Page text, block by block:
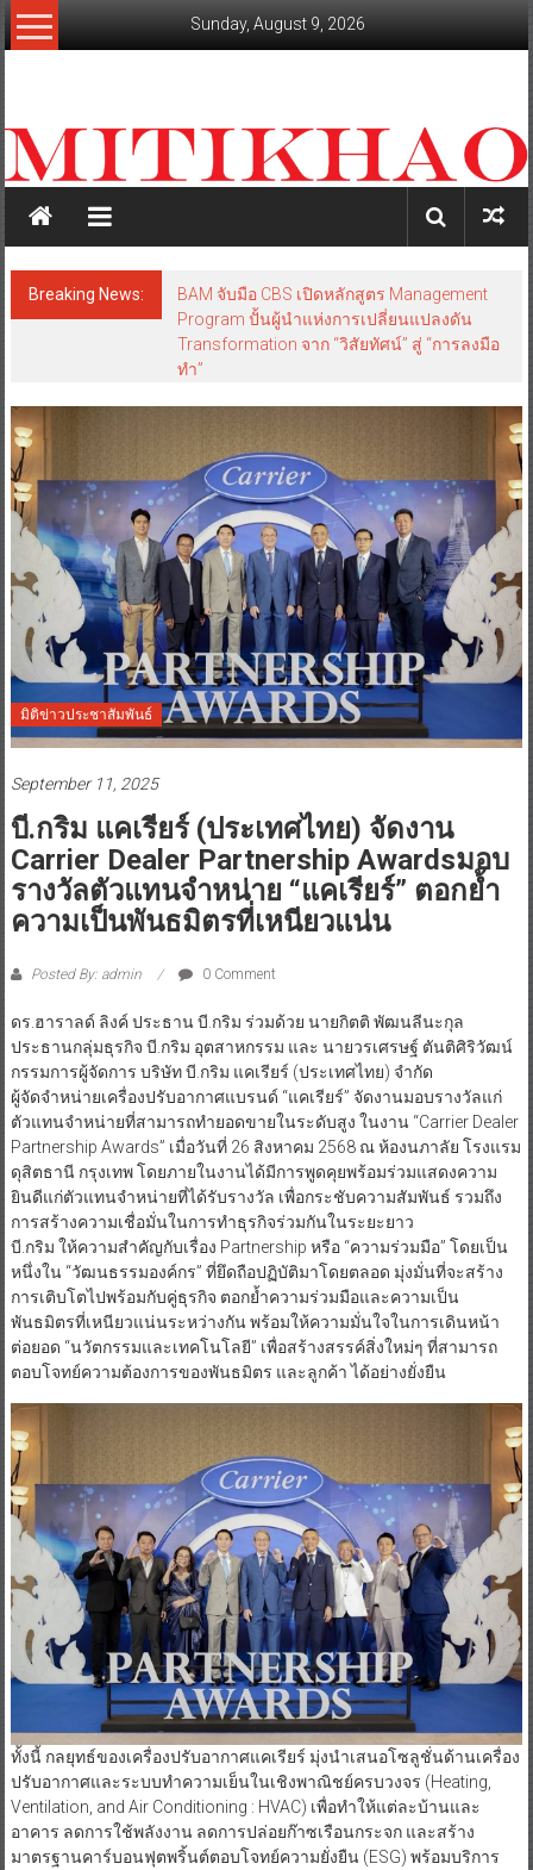
Skip
to
Sunday, August 9, 2026
สะท้อน
ลึก
เหลี่ยม
มุม
เศรษฐกิจ-
การเมือง-
Breaking News:
BAM จับมือ CBS เปิดหลักสูตร Management
Program ปั้นผู้นำแห่งการเปลี่ยนแปลงดัน
Transformation จาก “วิสัยทัศน์” สู่ “การลงมือ
ทำ”
มิติข่าวประชาสัมพันธ์
September 11, 2025
บี.กริม แคเรียร์ (ประเทศไทย) จัดงาน
Carrier Dealer Partnership Awardsมอบ
รางวัลตัวแทนจำหน่าย “แคเรียร์” ตอกย้ำ
ความเป็นพันธมิตรที่เหนียวแน่น
Posted By: admin 0 Comment
ดร.ฮาราลด์ ลิงค์ ประธาน บี.กริม ร่วมด้วย นายกิตติ พัฒนลีนะกุล
ประธานกลุ่มธุรกิจ บี.กริม อุตสาหกรรม และ นายวรเศรษฐ์ ตันติศิริวัฒน์
กรรมการผู้จัดการ บริษัท บี.กริม แคเรียร์ (ประเทศไทย) จำกัด
ผู้จัดจำหน่ายเครื่องปรับอากาศแบรนด์ “แคเรียร์” จัดงานมอบรางวัลแก่
ตัวแทนจำหน่ายที่สามารถทำยอดขายในระดับสูง ในงาน “Carrier Dealer
Partnership Awards” เมื่อวันที่ 26 สิงหาคม 2568 ณ ห้องนภาลัย โรงแรม
ดุสิตธานี กรุงเทพ โดยภายในงานได้มีการพูดคุยพร้อมร่วมแสดงความ
ยินดีแก่ตัวแทนจำหน่ายที่ได้รับรางวัล เพื่อกระชับความสัมพันธ์ รวมถึง
การสร้างความเชื่อมั่นในการทำธุรกิจร่วมกันในระยะยาว
บี.กริม ให้ความสำคัญกับเรื่อง Partnership หรือ “ความร่วมมือ” โดยเป็น
หนึ่งใน “วัฒนธรรมองค์กร” ที่ยึดถือปฏิบัติมาโดยตลอด มุ่งมั่นที่จะสร้าง
การเติบโตไปพร้อมกับคู่ธุรกิจ ตอกย้ำความร่วมมือและความเป็น
พันธมิตรที่เหนียวแน่นระหว่างกัน พร้อมให้ความมั่นใจในการเดินหน้า
ต่อยอด “นวัตกรรมและเทคโนโลยี” เพื่อสร้างสรรค์สิ่งใหม่ๆ ที่สามารถ
ตอบโจทย์ความต้องการของพันธมิตร และลูกค้า ได้อย่างยั่งยืน
ทั้งนี้ กลยุทธ์ของเครื่องปรับอากาศแคเรียร์ มุ่งนำเสนอโซลูชั่นด้านเครื่อง
ปรับอากาศและระบบทำความเย็นในเชิงพาณิชย์ครบวงจร (Heating,
Ventilation, and Air Conditioning : HVAC) เพื่อทำให้แต่ละบ้านและ
อาคาร ลดการใช้พลังงาน ลดการปล่อยก๊าซเรือนกระจก และสร้าง
มาตรฐานคาร์บอนฟุตพริ้นต์ตอบโจทย์ความยั่งยืน (ESG) พร้อมบริการ